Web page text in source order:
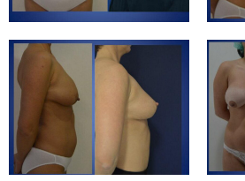
Wie erkenne ich Lipödem